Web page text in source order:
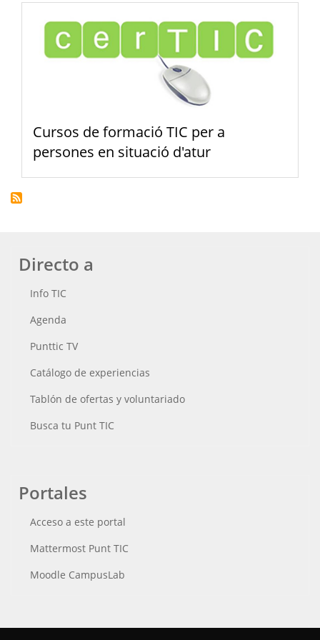
Cursos de formació TIC per a
persones en situació d'atur
Directo a
Info TIC
Agenda
Punttic TV
Catálogo de experiencias
Tablón de ofertas y voluntariado
Busca tu Punt TIC
Portales
Acceso a este portal
Mattermost Punt TIC
Moodle CampusLab